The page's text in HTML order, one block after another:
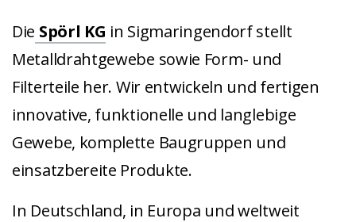
Die Spörl KG in Sigmaringendorf stellt
Metalldrahtgewebe sowie Form- und
Filterteile her. Wir entwickeln und fertigen
innovative, funktionelle und langlebige
Gewebe, komplette Baugruppen und
einsatzbereite Produkte.
In Deutschland, in Europa und weltweit